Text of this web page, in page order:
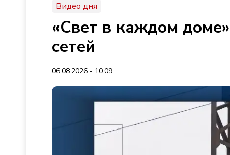
Видео дня
«Свет в каждом
сетей
06.08.2026 - 10:09